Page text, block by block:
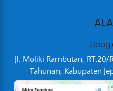
Jl. Moliki Rambutan, RT.20/
Tahunan, Kabupaten